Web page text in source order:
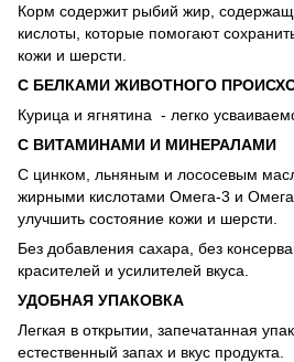
Корм содержит рыбий жир,
кислоты, которые помогают
кожи и шерсти.
С БЕЛКАМИ ЖИВОТНОГО
Курица и ягнятина - легко
С ВИТАМИНАМИ И МИНЕРАЛАМИ
С цинком, льняным и лососевым
жирными кислотами Омега-3 и
улучшить состояние кожи и шерсти.
Без добавления сахара, без
красителей и усилителей вкуса.
УДОБНАЯ УПАКОВКА
Легкая в открытии, запечатанная
естественный запах и вкус продукта.